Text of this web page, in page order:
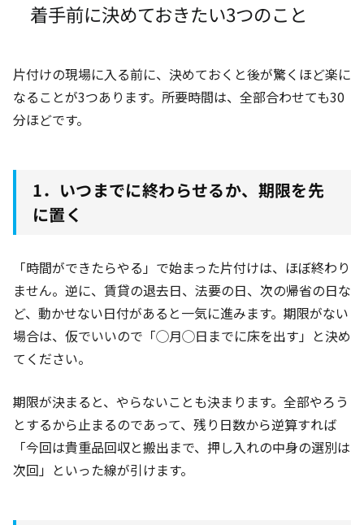
着手前に決めておきたい3つのこと
片付けの現場に入る前に、決めておくと後が驚くほど楽に
なることが3つあります。所要時間は、全部合わせても30
分ほどです。
1．いつまでに終わらせるか、期限を先
に置く
「時間ができたらやる」で始まった片付けは、ほぼ終わり
ません。逆に、賃貸の退去日、法要の日、次の帰省の日な
ど、動かせない日付があると一気に進みます。期限がない
場合は、仮でいいので「◯月◯日までに床を出す」と決め
てください。
期限が決まると、やらないことも決まります。全部やろう
とするから止まるのであって、残り日数から逆算すれば
「今回は貴重品回収と搬出まで、押し入れの中身の選別は
次回」といった線が引けます。